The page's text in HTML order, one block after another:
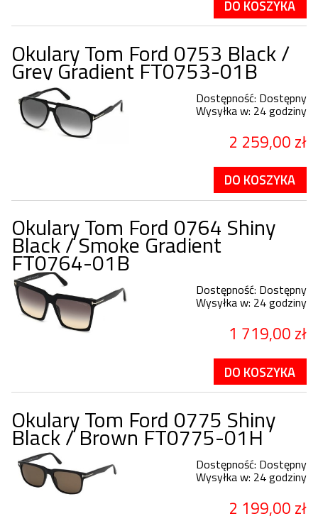
DO KOSZYKA
Okulary Tom Ford 0753 Black /
Grey Gradient FT0753-01B
Dostępność: Dostępny
Wysyłka w: 24 godziny
2 259,00 zł
DO KOSZYKA
Okulary Tom Ford 0764 Shiny
Black / Smoke Gradient
FT0764-01B
Dostępność: Dostępny
Wysyłka w: 24 godziny
1 719,00 zł
DO KOSZYKA
Okulary Tom Ford 0775 Shiny
Black / Brown FT0775-01H
Dostępność: Dostępny
Wysyłka w: 24 godziny
2 199,00 zł